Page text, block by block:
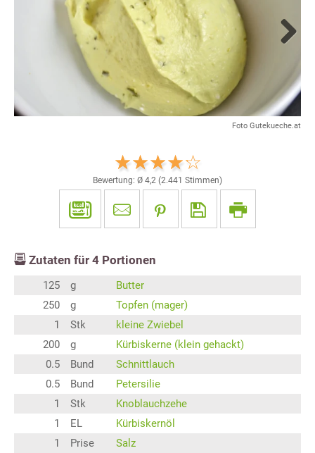
Foto Gutekueche.at
Bewertung: Ø 4,2 (2.441 Stimmen)
Zutaten für 4 Portionen
125 g
Butter
250
g
Topfen (mager)
1
Stk
kleine Zwiebel
200
g
Kürbiskerne (klein gehackt)
0.5
Bund
Schnittlauch
0.5
Bund
Petersilie
1
Stk
Knoblauchzehe
1
EL
Kürbiskernöl
1
Prise
Salz